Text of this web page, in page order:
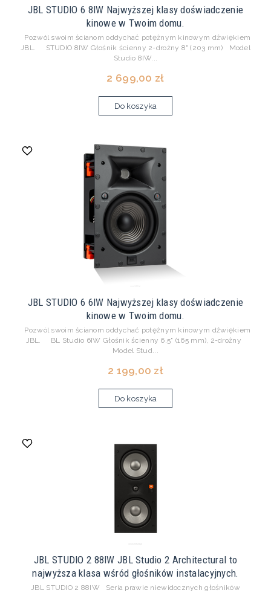
JBL STUDIO 6 8IW Najwyższej klasy doświadczenie
kinowe w Twoim domu.
Pozwól swoim ścianom oddychać potężnym kinowym dźwiękiem
JBL. STUDIO 8IW Głośnik ścienny 2-drożny 8" (203 mm) Model
Studio 8IW...
2 699,00 zł
Do koszyka
JBL STUDIO 6 6IW Najwyższej klasy doświadczenie
kinowe w Twoim domu.
Pozwól swoim ścianom oddychać potężnym kinowym dźwiękiem
JBL. BL Studio 6IW Głośnik ścienny 6.5" (165 mm), 2-drożny
Model Stud...
2 199,00 zł
Do koszyka
JBL STUDIO 2 88IW JBL Studio 2 Architectural to
najwyższa klasa wśród głośników instalacyjnych.
JBL STUDIO 2 88IW Seria prawie niewidocznych głośników